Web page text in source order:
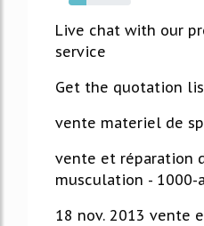
29%
Live chat with our
service
Get the quotation
vente materiel de
vente et réparation
musculation - 1000-
18 nov. 2013 vente